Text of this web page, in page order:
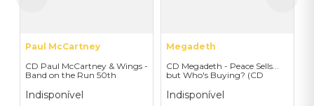
Paul McCartney
CD Paul McCartney & Wings -
Band on the Run 50th
Importado
Indisponível
Megadeth
CD Megadeth - Peace Sells...
but Who's Buying? (CD
Indisponível